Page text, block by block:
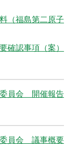
（福島第二原子
認事項（案）
委員会 開催報告
委員会 議事概要